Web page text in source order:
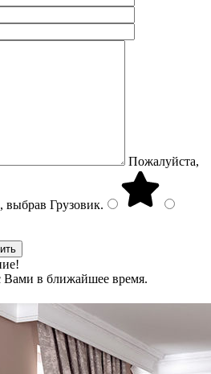
Пожалуйста,
выбрав Грузовик.
Вами в ближайшее время.